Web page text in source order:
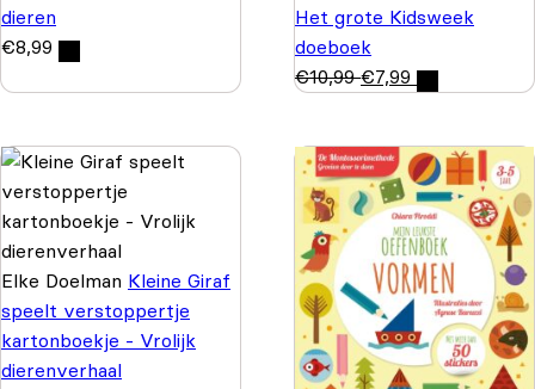
dieren
€8,99
Het grote Kidsweek
doeboek
€10,99 €7,99
Elke Doelman Kleine Giraf
speelt verstoppertje
kartonboekje - Vrolijk
dierenverhaal